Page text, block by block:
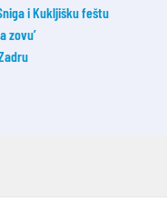
i Kukljišku feštu
zovu’